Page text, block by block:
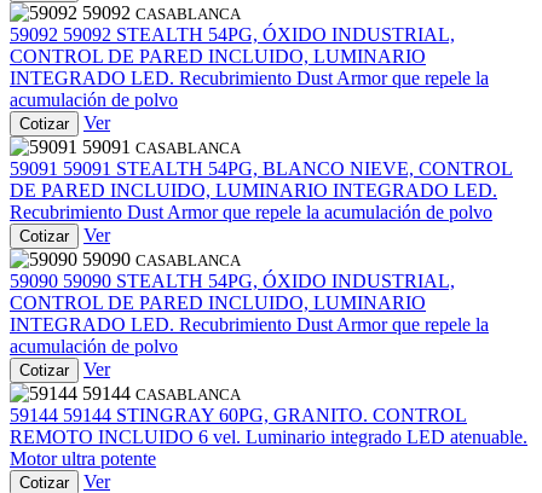
59092 CASABLANCA
59092 59092 STEALTH 54PG, ÓXIDO INDUSTRIAL,
CONTROL DE PARED INCLUIDO, LUMINARIO
INTEGRADO LED. Recubrimiento Dust Armor que repele la
acumulación de polvo
Cotizar
Ver
59091 CASABLANCA
59091 59091 STEALTH 54PG, BLANCO NIEVE, CONTROL
DE PARED INCLUIDO, LUMINARIO INTEGRADO LED.
Recubrimiento Dust Armor que repele la acumulación de polvo
Cotizar
Ver
59090 CASABLANCA
59090 59090 STEALTH 54PG, ÓXIDO INDUSTRIAL,
CONTROL DE PARED INCLUIDO, LUMINARIO
INTEGRADO LED. Recubrimiento Dust Armor que repele la
acumulación de polvo
Cotizar
Ver
59144 CASABLANCA
59144 59144 STINGRAY 60PG, GRANITO. CONTROL
REMOTO INCLUIDO 6 vel. Luminario integrado LED atenuable.
Motor ultra potente
Cotizar Ver